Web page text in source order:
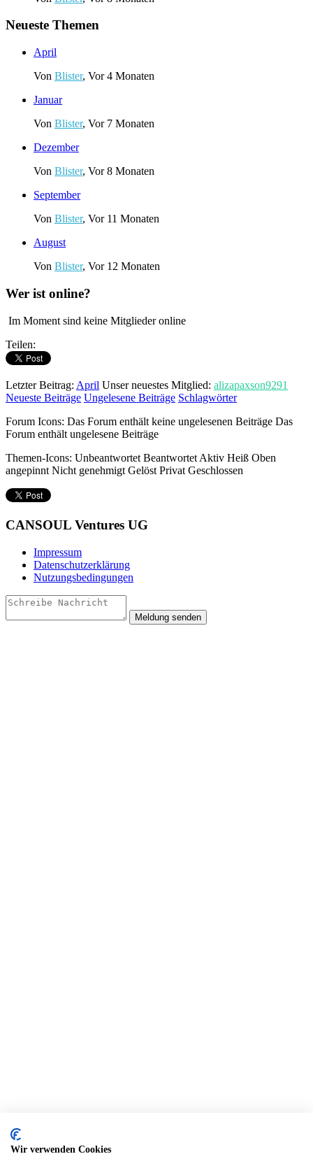
Neueste Themen
April
Von Blister, Vor 4 Monaten
Januar
Von Blister, Vor 7 Monaten
Dezember
Von Blister, Vor 8 Monaten
September
Von Blister, Vor 11 Monaten
August
Von Blister, Vor 12 Monaten
Wer ist online?
Im Moment sind keine Mitglieder online
Teilen:
Letzter Beitrag: April Unser neuestes Mitglied: alizapaxson9291
Neueste Beiträge Ungelesene Beiträge Schlagwörter
Forum Icons: Das Forum enthält keine ungelesenen Beiträge Das
Forum enthält ungelesene Beiträge
Themen-Icons: Unbeantwortet Beantwortet Aktiv Heiß Oben
angepinnt Nicht genehmigt Gelöst Privat Geschlossen
CANSOUL Ventures UG
Impressum
Datenschutzerklärung
Nutzungsbedingungen
Wir verwenden Cookies